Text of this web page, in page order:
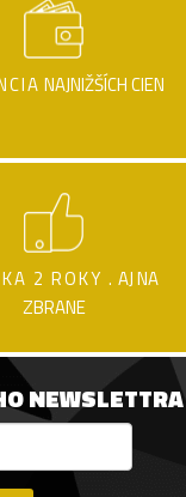
NAJNIŽŠÍCH CIEN
2 ROKY . AJ NA
ZBRANE
NEWSLETTRA